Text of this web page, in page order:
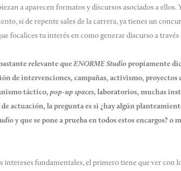
a aparecen formatos y discursos asociados a
si de repente sales de la carrera, ya tienes un
focalices tu interés en como generar discurso a través
relevante queENORME Studio propiamente
de intervenciones, campañas, activismo, proyectos
táctico,pop-up spaces, laboratorios, muchas
actuación, la pregunta es si ¿hay algún
y que se pone a prueba en todos estos encargos? o
intereses fundamentales, el primero tiene que ver con